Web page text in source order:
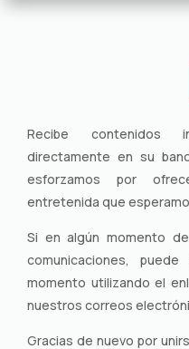
Recibe contenidos
directamente en su
esforzamos por
entretenida que
Si en algún momento
comunicaciones,
momento utilizando el
nuestros correos
Gracias de nuevo por